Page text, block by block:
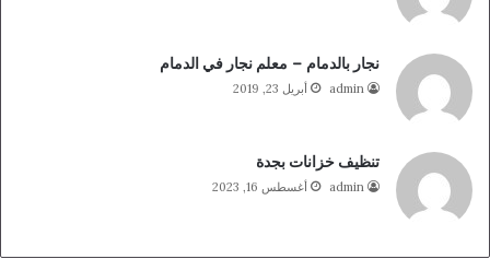
نجار بالدمام – معلم نجار في الدمام
admin أبريل 23, 2019
تنظيف خزانات بجدة
admin أغسطس 16, 2023